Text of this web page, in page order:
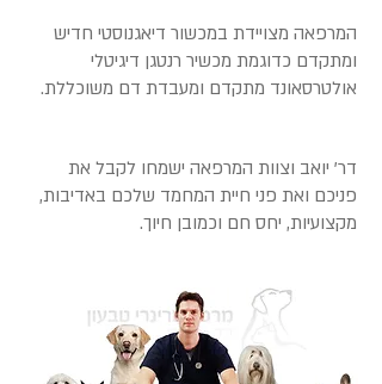
המרפאה מצויידת במכשור דיאגנוסטי חדיש
ומתקדם כדוגמת מכשיר רנטגן דיגיטלי
אולטרסאונד מתקדם ומעבדת דם משוכללת.
דר' יואב וצוות המרפאה ישמחו לקבל את
פניכם ואת פני חיית המחמד שלכם באדיבות,
מקצועיות, יחס חם וכמובן חיוך.